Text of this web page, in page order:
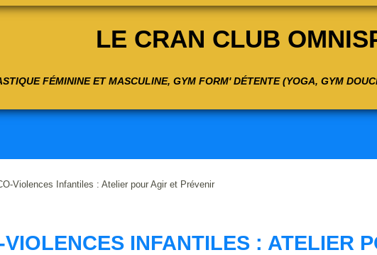
LE CRAN CLUB
FÉMININE ET MASCULINE, GYM FORM' DÉTENTE (YOGA, GYM
Violences Infantiles : Atelier pour Agir et Prévenir
INFANTILES : ATELIER